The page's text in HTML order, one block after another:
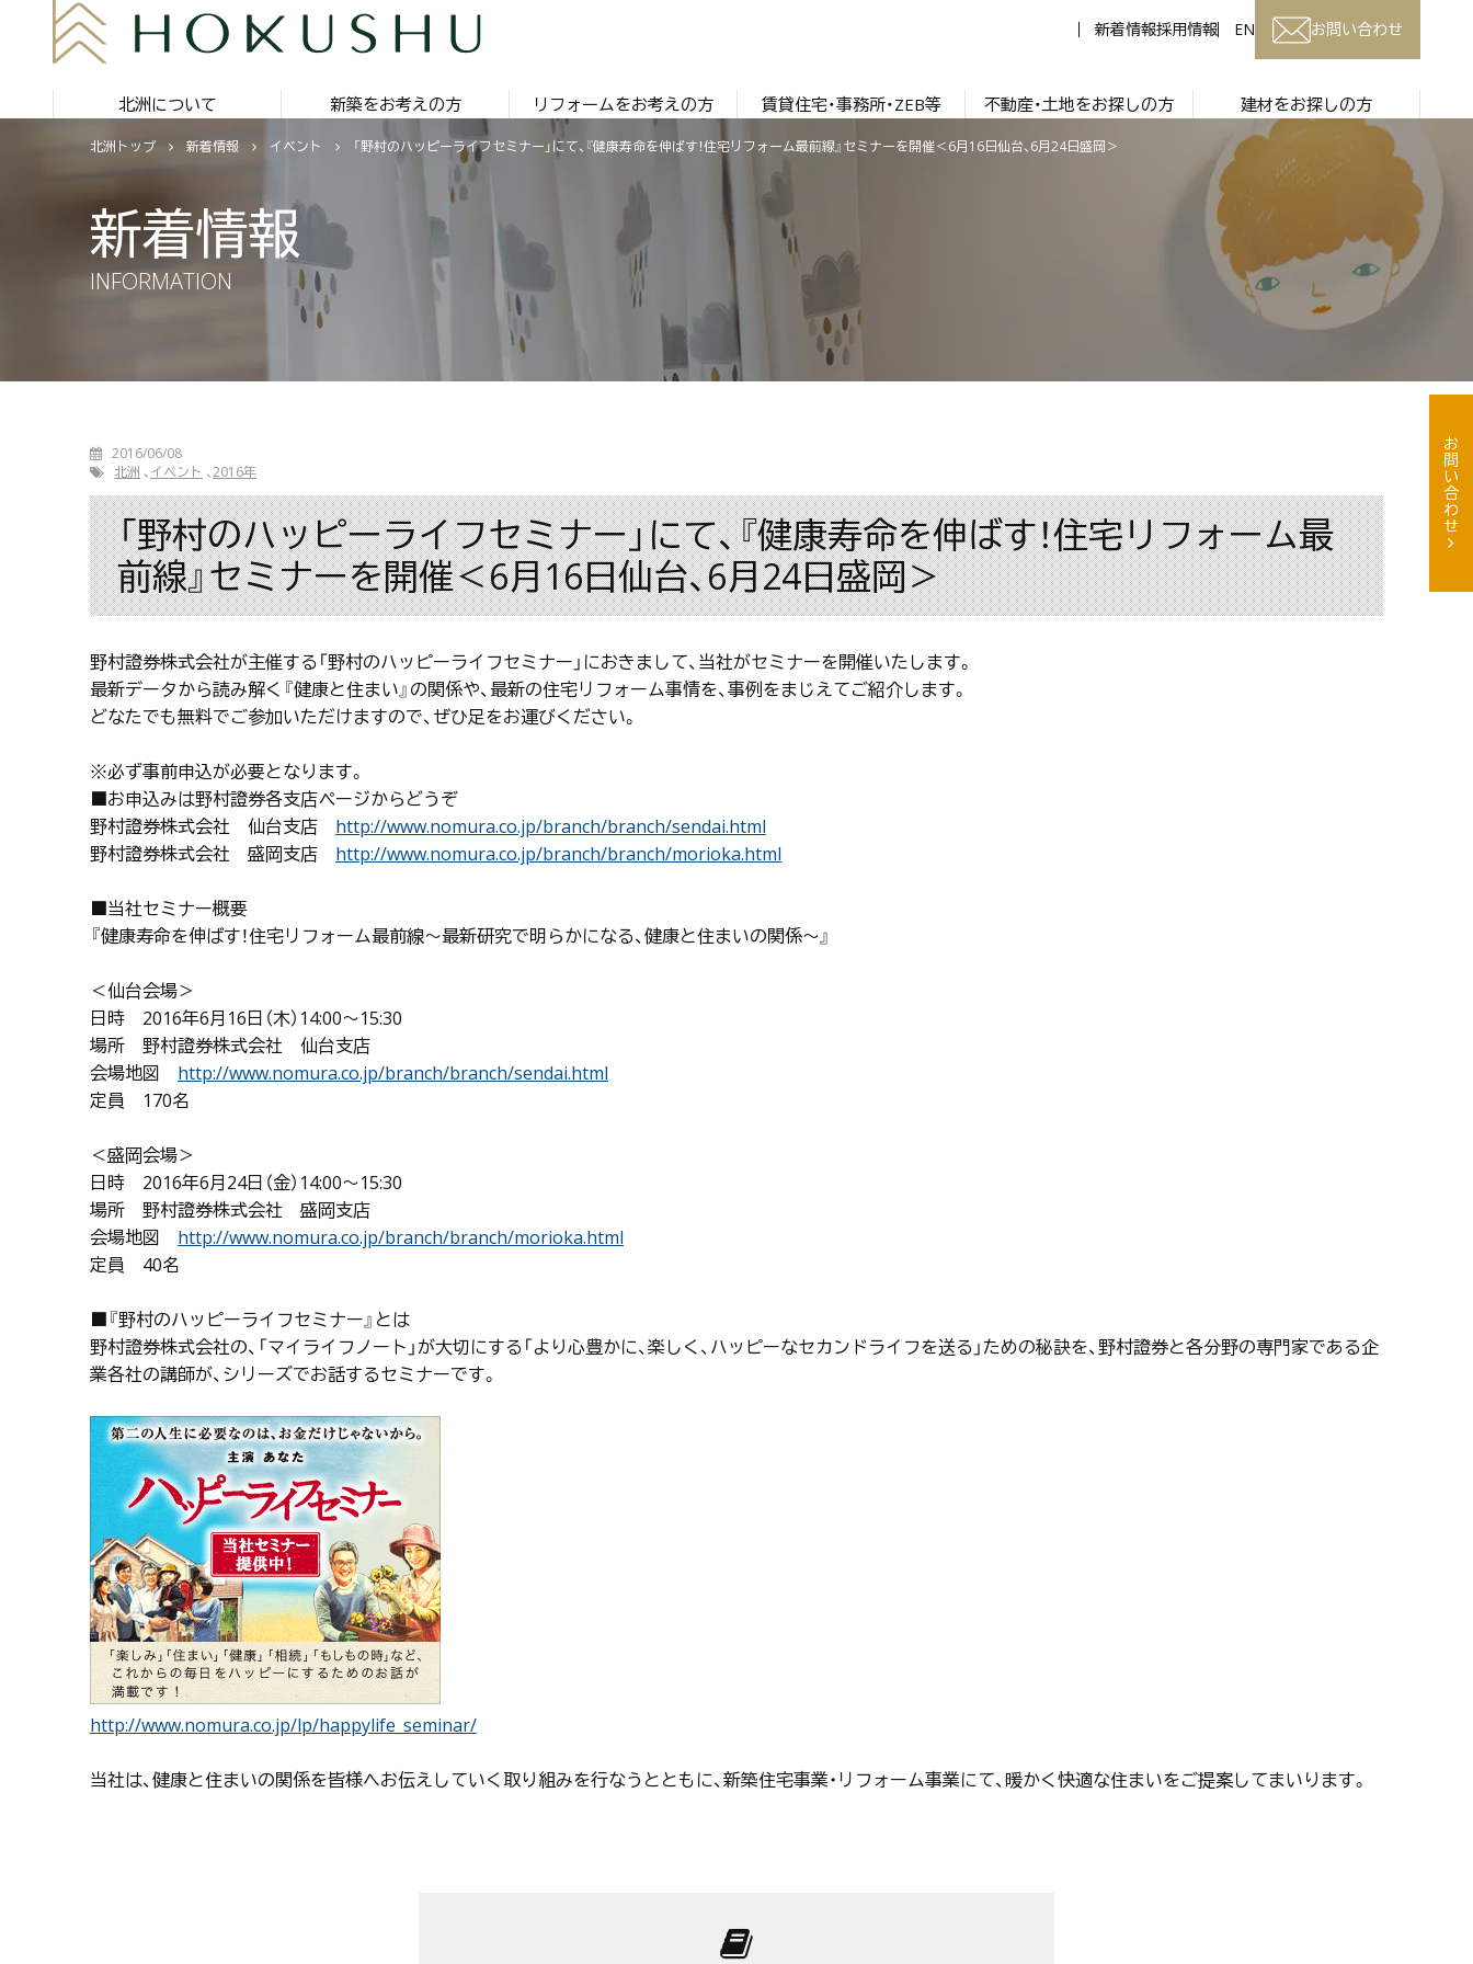
新着情報採用情報 EN お問い合わせ
北洲について 新築をお考えの方 リフォームをお考えの方 賃貸住宅・事務所・ZEB等 不動産・土地をお探しの方 建材をお探しの方
北洲トップ 新着情報 イベント 「野村のハッピーライフセミナー」にて、『健康寿命を伸ばす！住宅リフォーム最前線』セミナーを開催＜6月16日仙台、6月24日盛岡＞
新着情報
INFORMATION
2016/06/08
北洲
イベント 2016年
「野村のハッピーライフセミナー」にて、『健康寿命を伸ばす！住宅リフォーム最
前線』セミナーを開催＜6月16日仙台、6月24日盛岡＞
野村證券株式会社が主催する「野村のハッピーライフセミナー」におきまして、当社がセミナーを開催いたします。
最新データから読み解く『健康と住まい』の関係や、最新の住宅リフォーム事情を、事例をまじえてご紹介します。
どなたでも無料でご参加いただけますので、ぜひ足をお運びください。
※必ず事前申込が必要となります。
■お申込みは野村證券各支店ページからどうぞ
野村證券株式会社 仙台支店 http://www.nomura.co.jp/branch/branch/sendai.html
野村證券株式会社 盛岡支店 http://www.nomura.co.jp/branch/branch/morioka.html
■当社セミナー概要
『健康寿命を伸ばす！住宅リフォーム最前線～最新研究で明らかになる、健康と住まいの関係～』
＜仙台会場＞
日時 2016年6月16日（木）14:00～15:30
場所 野村證券株式会社 仙台支店
会場地図 http://www.nomura.co.jp/branch/branch/sendai.html
定員 170名
＜盛岡会場＞
日時 2016年6月24日（金）14:00～15:30
場所 野村證券株式会社 盛岡支店
会場地図 http://www.nomura.co.jp/branch/branch/morioka.html
定員 40名
■『野村のハッピーライフセミナー』とは
野村證券株式会社の、「マイライフノート」が大切にする「より心豊かに、楽しく、ハッピーなセカンドライフを送る」ための秘訣を、野村證券と各分野の専門家である企
業各社の講師が、シリーズでお話するセミナーです。
http://www.nomura.co.jp/lp/happylife_seminar/
当社は、健康と住まいの関係を皆様へお伝えしていく取り組みを行なうとともに、新築住宅事業・リフォーム事業にて、暖かく快適な住まいをご提案してまいります。
お問い合わせ